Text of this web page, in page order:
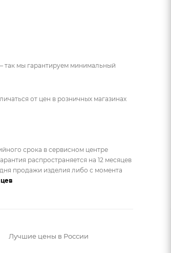
так мы гарантируем минимальный
от цен в розничных магазинах
срока в сервисном центре
распространяется на 12 месяцев
продажи изделия либо с момента
Лучшие цены в России